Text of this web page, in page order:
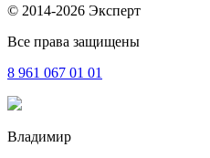
© 2014-2026 Эксперт
Все права защищены
8 961 067 01 01
Владимир